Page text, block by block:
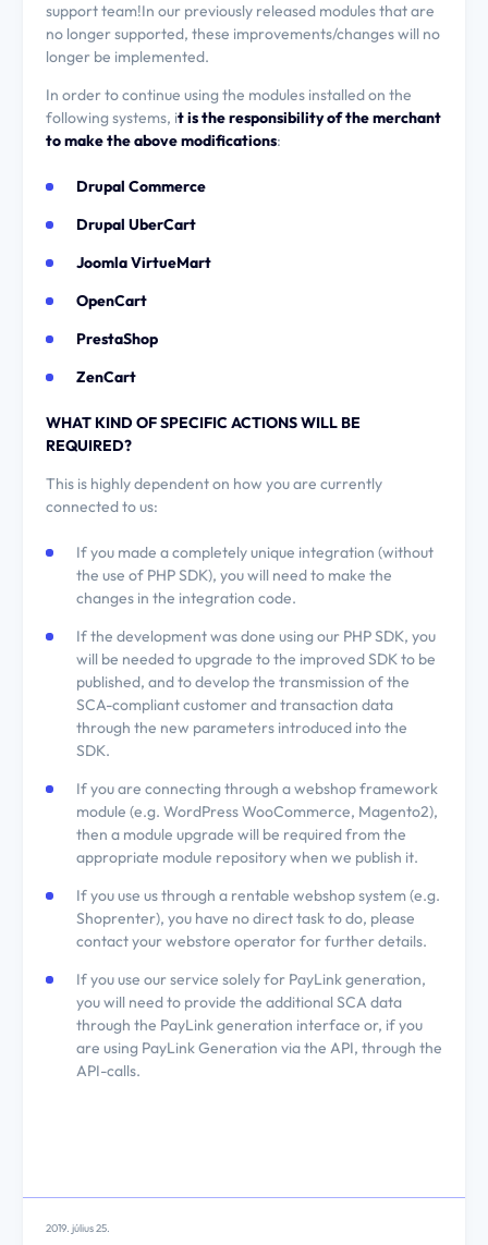
support team!In our previously released modules that are
no longer supported, these improvements/changes will no
longer be implemented.
In order to continue using the modules installed on the
following systems, it is the responsibility of the merchant
to make the above modifications:
Drupal Commerce
Drupal UberCart
Joomla VirtueMart
OpenCart
PrestaShop
ZenCart
WHAT KIND OF SPECIFIC ACTIONS WILL BE
REQUIRED?
This is highly dependent on how you are currently
connected to us:
If you made a completely unique integration (without
the use of PHP SDK), you will need to make the
changes in the integration code.
If the development was done using our PHP SDK, you
will be needed to upgrade to the improved SDK to be
published, and to develop the transmission of the
SCA-compliant customer and transaction data
through the new parameters introduced into the
SDK.
If you are connecting through a webshop framework
module (e.g. WordPress WooCommerce, Magento2),
then a module upgrade will be required from the
appropriate module repository when we publish it.
If you use us through a rentable webshop system (e.g.
Shoprenter), you have no direct task to do, please
contact your webstore operator for further details.
If you use our service solely for PayLink generation,
you will need to provide the additional SCA data
through the PayLink generation interface or, if you
are using PayLink Generation via the API, through the
API-calls.
2019. július 25.